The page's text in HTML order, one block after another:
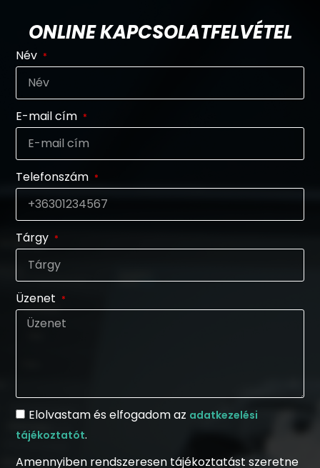
ONLINE KAPCSOLATFELVÉTEL
Név
E-mail cím
Telefonszám
Tárgy
Üzenet
Elolvastam és elfogadom az adatkezelési
tájékoztatót.
Amennyiben rendszeresen tájékoztatást szeretne